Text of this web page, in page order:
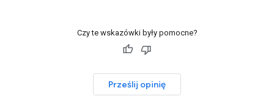
Czy te wskazówki były pomocne?
Prześlij opinię